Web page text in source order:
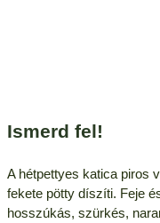
Ismerd fel!
A hétpettyes katica piros
fekete pötty díszíti. Feje
hosszúkás, szürkés,